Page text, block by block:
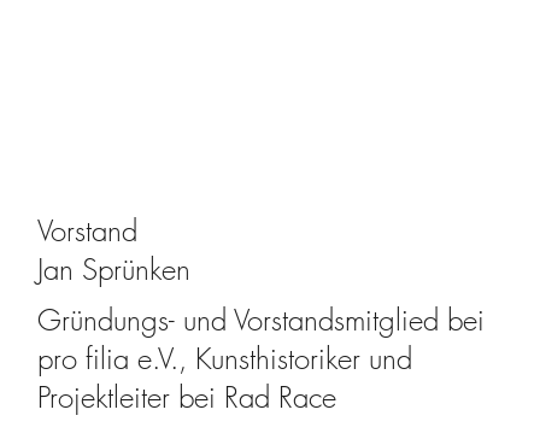
Vorstand
Jan Sprünken
Gründungs- und Vorstandsmitglied bei
pro filia e.V., Kunsthistoriker und
Projektleiter bei Rad Race